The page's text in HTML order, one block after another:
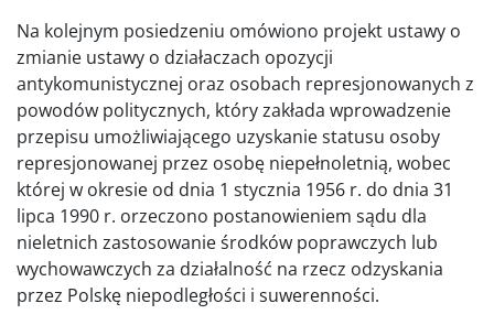
Na kolejnym posiedzeniu omówiono projekt ustawy o
zmianie ustawy o działaczach opozycji
antykomunistycznej oraz osobach represjonowanych z
powodów politycznych, który zakłada wprowadzenie
przepisu umożliwiającego uzyskanie statusu osoby
represjonowanej przez osobę niepełnoletnią, wobec
której w okresie od dnia 1 stycznia 1956 r. do dnia 31
lipca 1990 r. orzeczono postanowieniem sądu dla
nieletnich zastosowanie środków poprawczych lub
wychowawczych za działalność na rzecz odzyskania
przez Polskę niepodległości i suwerenności.